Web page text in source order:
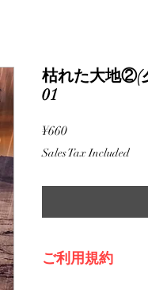
枯れた大地②(
01
¥660Price
Sales Tax Included
ご利用規約